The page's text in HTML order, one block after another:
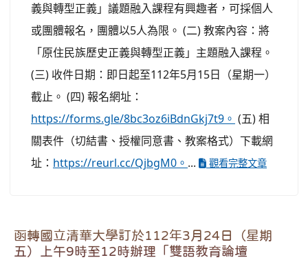
義與轉型正義」議題融入課程有興趣者，可採個人
或團體報名，團體以5人為限。 (二) 教案內容：將
「原住民族歷史正義與轉型正義」主題融入課程。
(三) 收件日期：即日起至112年5月15日（星期一）
截止。 (四) 報名網址：
https://forms.gle/8bc3oz6iBdnGkj7t9。 (五) 相
關表件（切結書、授權同意書、教案格式）下載網
址： https://reurl.cc/QjbgM0。 ... 觀看完整文章
函轉國立清華大學訂於112年3月24日（星期
五）上午9時至12時辦理「雙語教育論壇